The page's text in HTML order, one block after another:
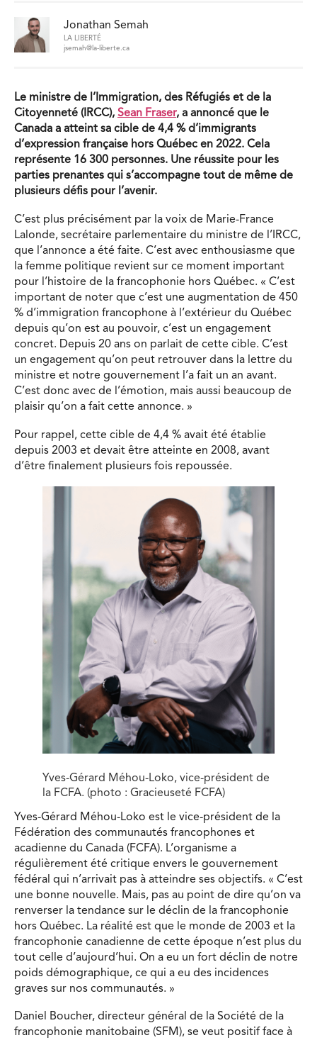
Jonathan Semah
LA LIBERTÉ
jsemah@la-liberte.ca
Le ministre de l’Immigration, des Réfugiés et de la
Citoyenneté (IRCC), Sean Fraser, a annoncé que le
Canada a atteint sa cible de 4,4 % d’immigrants
d’expression française hors Québec en 2022. Cela
représente 16 300 personnes. Une réussite pour les
parties prenantes qui s’accompagne tout de même de
plusieurs défis pour l’avenir.
C’est plus précisément par la voix de Marie-France
Lalonde, secrétaire parlementaire du ministre de l’IRCC,
que l’annonce a été faite. C’est avec enthousiasme que
la femme politique revient sur ce moment important
pour l’histoire de la francophonie hors Québec. « C’est
important de noter que c’est une augmentation de 450
% d’immigration francophone à l’extérieur du Québec
depuis qu’on est au pouvoir, c’est un engagement
concret. Depuis 20 ans on parlait de cette cible. C’est
un engagement qu’on peut retrouver dans la lettre du
ministre et notre gouvernement l’a fait un an avant.
C’est donc avec de l’émotion, mais aussi beaucoup de
plaisir qu’on a fait cette annonce. »
Pour rappel, cette cible de 4,4 % avait été établie
depuis 2003 et devait être atteinte en 2008, avant
d’être finalement plusieurs fois repoussée.
Yves-Gérard Méhou-Loko, vice-président de
la FCFA. (photo : Gracieuseté FCFA)
Yves-Gérard Méhou-Loko est le vice-président de la
Fédération des communautés francophones et
acadienne du Canada (FCFA). L’organisme a
régulièrement été critique envers le gouvernement
fédéral qui n’arrivait pas à atteindre ses objectifs. « C’est
une bonne nouvelle. Mais, pas au point de dire qu’on va
renverser la tendance sur le déclin de la francophonie
hors Québec. La réalité est que le monde de 2003 et la
francophonie canadienne de cette époque n’est plus du
tout celle d’aujourd’hui. On a eu un fort déclin de notre
poids démographique, ce qui a eu des incidences
graves sur nos communautés. »
Daniel Boucher, directeur général de la Société de la
francophonie manitobaine (SFM), se veut positif face à